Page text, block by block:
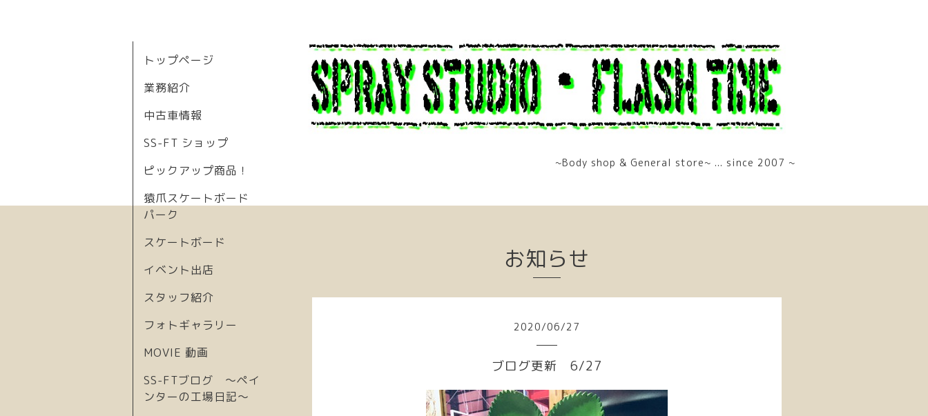
~Body shop & General store~ ... since 2007 ~
トップページ
業務紹介
中古車情報
SS-FT ショップ
ピックアップ商品！
猿爪スケートボード
パーク
スケートボード
イベント出店
スタッフ紹介
フォトギャラリー
MOVIE 動画
SS-FTブログ 〜ペイ
ンターの工場日記〜
お知らせ
2020/06/27
ブログ更新 6/27